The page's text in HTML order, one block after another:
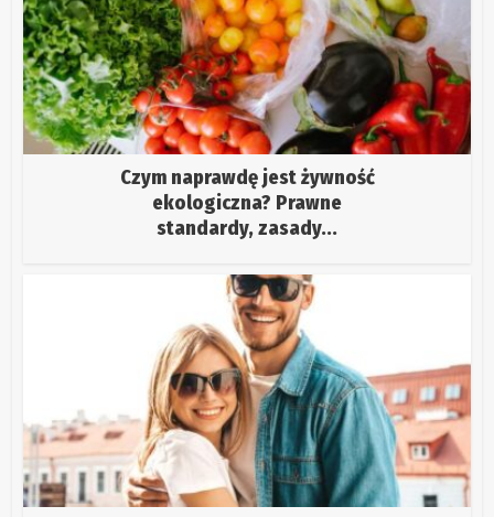
Czym naprawdę jest żywność
ekologiczna? Prawne
standardy, zasady...